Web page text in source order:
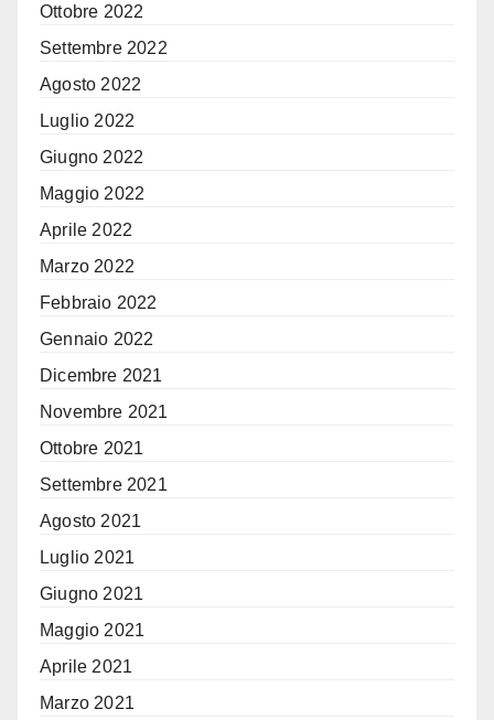
Ottobre 2022
Settembre 2022
Agosto 2022
Luglio 2022
Giugno 2022
Maggio 2022
Aprile 2022
Marzo 2022
Febbraio 2022
Gennaio 2022
Dicembre 2021
Novembre 2021
Ottobre 2021
Settembre 2021
Agosto 2021
Luglio 2021
Giugno 2021
Maggio 2021
Aprile 2021
Marzo 2021